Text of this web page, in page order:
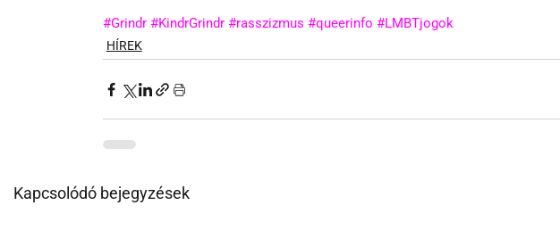
#Grindr #KindrGrindr #rasszizmus #queerinfo #LMBTjogok
HÍREK
Kapcsolódó bejegyzések